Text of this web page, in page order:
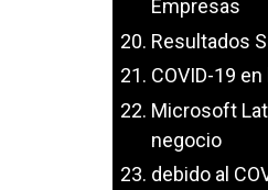
Empresas
Resultados
COVID-19
Microsoft
negocio
debido al